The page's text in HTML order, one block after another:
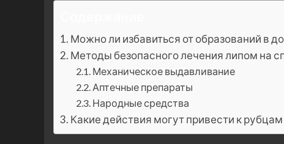
Можно ли избавиться от образований в
Методы безопасного лечения липом на
Механическое выдавливание
Аптечные препараты
Народные средства
Какие действия могут привести к